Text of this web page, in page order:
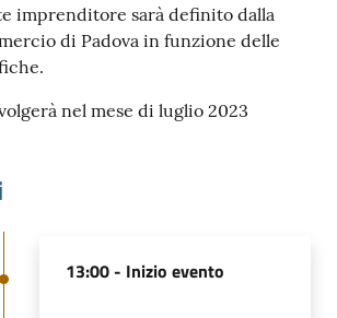
imprenditore sarà definito dalla
di Padova in funzione delle
nel mese di luglio 2023
13:00 - Inizio evento